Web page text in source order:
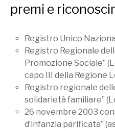
premi e
Registro Unico
Registro Regionale
Promozione Sociale”
capo III della Regione
Registro regionale
solidarietà familiare”
26 novembre 2003
d’infanzia parificata”